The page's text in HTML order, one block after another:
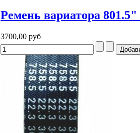
Ремень вариатора 801.5"
3700,00 руб